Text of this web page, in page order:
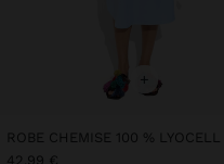
+
ROBE CHEMISE 100 % LYOCELL
42,99 €